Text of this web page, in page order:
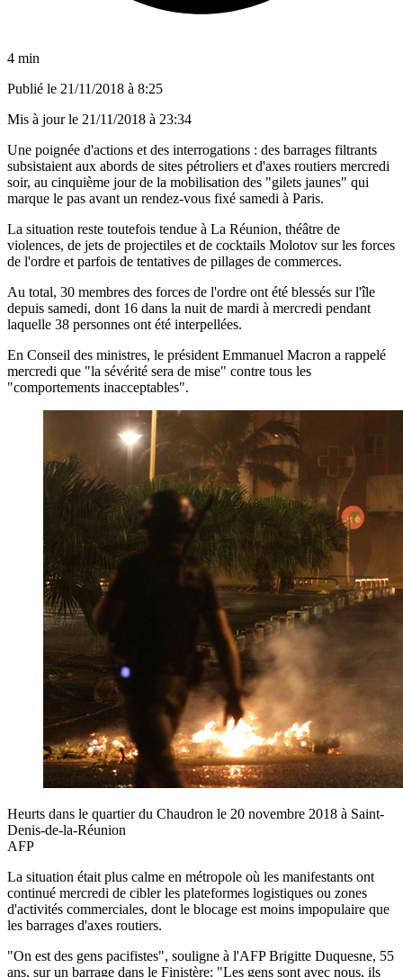
4 min
Publié le 21/11/2018 à 8:25
Mis à jour le 21/11/2018 à 23:34
Une poignée d'actions et des interrogations : des barrages filtrants
subsistaient aux abords de sites pétroliers et d'axes routiers mercredi
soir, au cinquième jour de la mobilisation des "gilets jaunes" qui
marque le pas avant un rendez-vous fixé samedi à Paris.
La situation reste toutefois tendue à La Réunion, théâtre de
violences, de jets de projectiles et de cocktails Molotov sur les forces
de l'ordre et parfois de tentatives de pillages de commerces.
Au total, 30 membres des forces de l'ordre ont été blessés sur l'île
depuis samedi, dont 16 dans la nuit de mardi à mercredi pendant
laquelle 38 personnes ont été interpellées.
En Conseil des ministres, le président Emmanuel Macron a rappelé
mercredi que "la sévérité sera de mise" contre tous les
"comportements inacceptables".
Heurts dans le quartier du Chaudron le 20 novembre 2018 à Saint-
Denis-de-la-Réunion
AFP
La situation était plus calme en métropole où les manifestants ont
continué mercredi de cibler les plateformes logistiques ou zones
d'activités commerciales, dont le blocage est moins impopulaire que
les barrages d'axes routiers.
"On est des gens pacifistes", souligne à l'AFP Brigitte Duquesne, 55
ans, sur un barrage dans le Finistère: "Les gens sont avec nous, ils